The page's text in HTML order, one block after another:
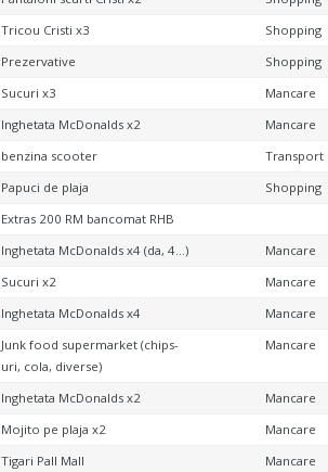
Tricou Cristi x3
Shopping
Prezervative
Shopping
Sucuri x3
Mancare
Inghetata McDonalds x2
Mancare
benzina scooter
Transport
Papuci de plaja
Shopping
Extras 200 RM bancomat RHB
Inghetata McDonalds x4 (da, 4…)
Mancare
Sucuri x2
Mancare
Inghetata McDonalds x4
Mancare
Junk food supermarket (chips-
uri, cola, diverse)
Mancare
Inghetata McDonalds x2
Mancare
Mojito pe plaja x2
Mancare
Tigari Pall Mall
Mancare